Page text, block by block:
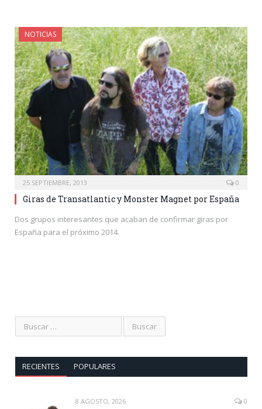
NOTICIAS
25 SEPTIEMBRE, 2013 0
Giras de Transatlantic y Monster Magnet por España
Dos grupos interesantes que acaban de confirmar giras por
España para el próximo 2014.
RECIENTES POPULARES
8 AGOSTO, 2026 0